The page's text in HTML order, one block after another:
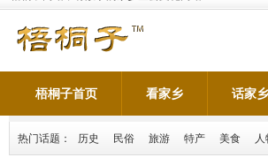
梧桐子首页 看家乡 话家乡
热门话题： 历史 民俗 旅游 特产 美食 人